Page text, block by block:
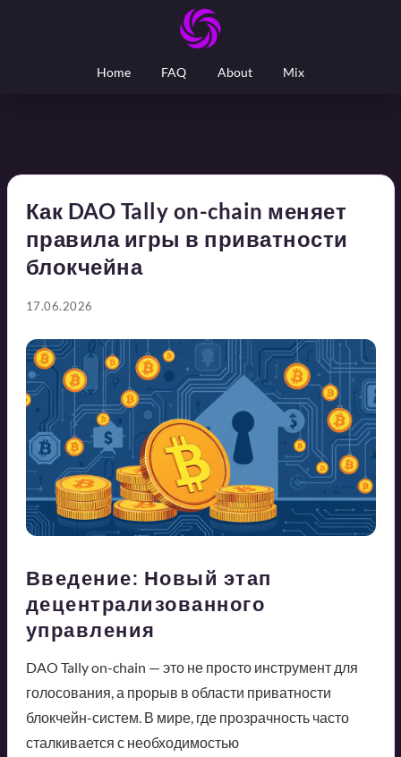
Home FAQ About Mix
Как DAO Tally on-chain меняет
правила игры в приватности
блокчейна
17.06.2026
Введение: Новый этап
децентрализованного
управления
DAO Tally on-chain — это не просто инструмент для
голосования, а прорыв в области приватности
блокчейн-систем. В мире, где прозрачность часто
сталкивается с необходимостью